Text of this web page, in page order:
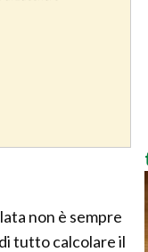
non è sempre
tutto calcolare il